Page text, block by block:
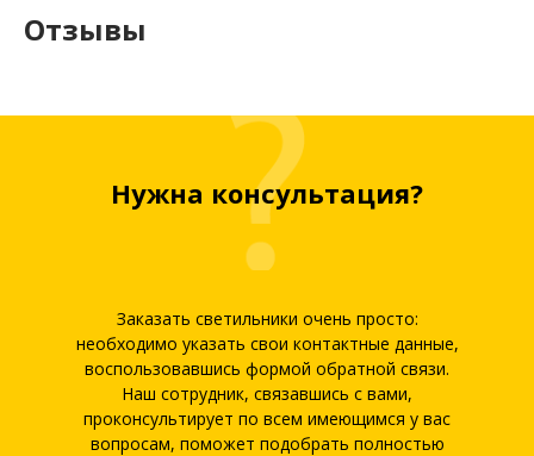
Отзывы
Нужна консультация?
Заказать светильники очень просто:
необходимо указать свои контактные данные,
воспользовавшись формой обратной связи.
Наш сотрудник, связавшись с вами,
проконсультирует по всем имеющимся у вас
вопросам, поможет подобрать полностью